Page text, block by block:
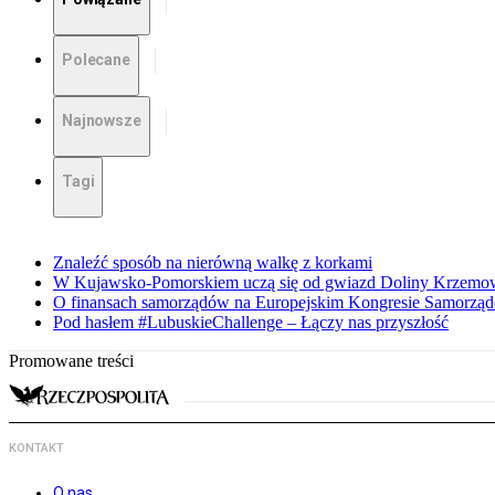
Polecane
Najnowsze
Tagi
Znaleźć sposób na nierówną walkę z korkami
W Kujawsko-Pomorskiem uczą się od gwiazd Doliny
O finansach samorządów na Europejskim Kongresie
Pod hasłem #LubuskieChallenge – Łączy nas przyszłość
Promowane treści
KONTAKT